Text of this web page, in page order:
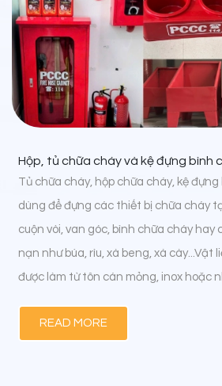
Hộp, tủ chữa cháy và kệ đựng bình
Tủ chữa cháy, hộp chữa cháy, kệ
dùng để đựng các thiết bị chữa cháy
cuộn vòi, van góc, bình chữa cháy hay
nạn như búa, rìu, xà beng, xà cày...Vật
được làm từ tôn cán mỏng, inox hoặc
trường bên ngoài để đảm bảo tuổi thọ
READ MORE